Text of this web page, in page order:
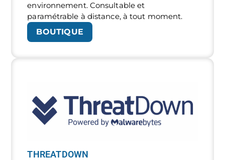
environnement. Consultable et
paramétrable à distance, à tout moment.
BOUTIQUE
THREATDOWN